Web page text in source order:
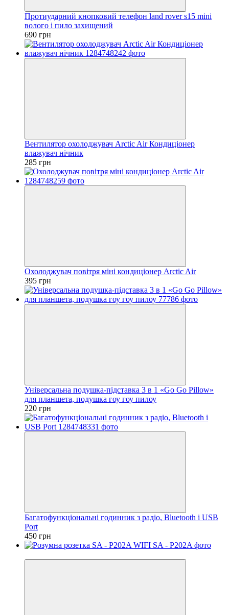
Протиударний кнопковий телефон land rover s15 mini
волого і пило захищений
690 грн
Вентилятор охолоджувач Arctic Air Кондиціонер
влажувач нічник
285 грн
Охолоджувач повітря міні кондиціонер Arctic Air
395 грн
Універсальна подушка-підставка 3 в 1 «Go Go Pillow»
для планшета, подушка гоу гоу пилоу
220 грн
Багатофункціональні годинник з радіо, Bluetooth і USB
Port
450 грн